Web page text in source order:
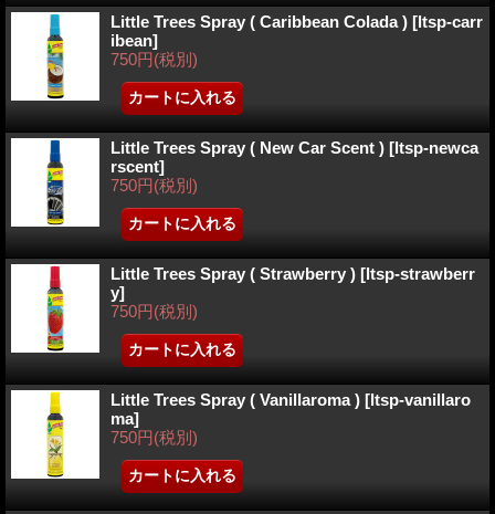
Little Trees Spray ( Caribbean Colada ) [ltsp-carr
ibean]
750円(税別)
Little Trees Spray ( New Car Scent ) [ltsp-newca
rscent]
750円(税別)
Little Trees Spray ( Strawberry ) [ltsp-strawberr
y]
750円(税別)
Little Trees Spray ( Vanillaroma ) [ltsp-vanillaro
ma]
750円(税別)